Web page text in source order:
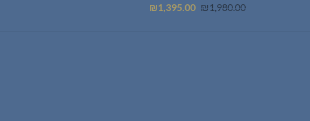
₪ 1,980.00
המחיר
₪1,395.00
המחיר